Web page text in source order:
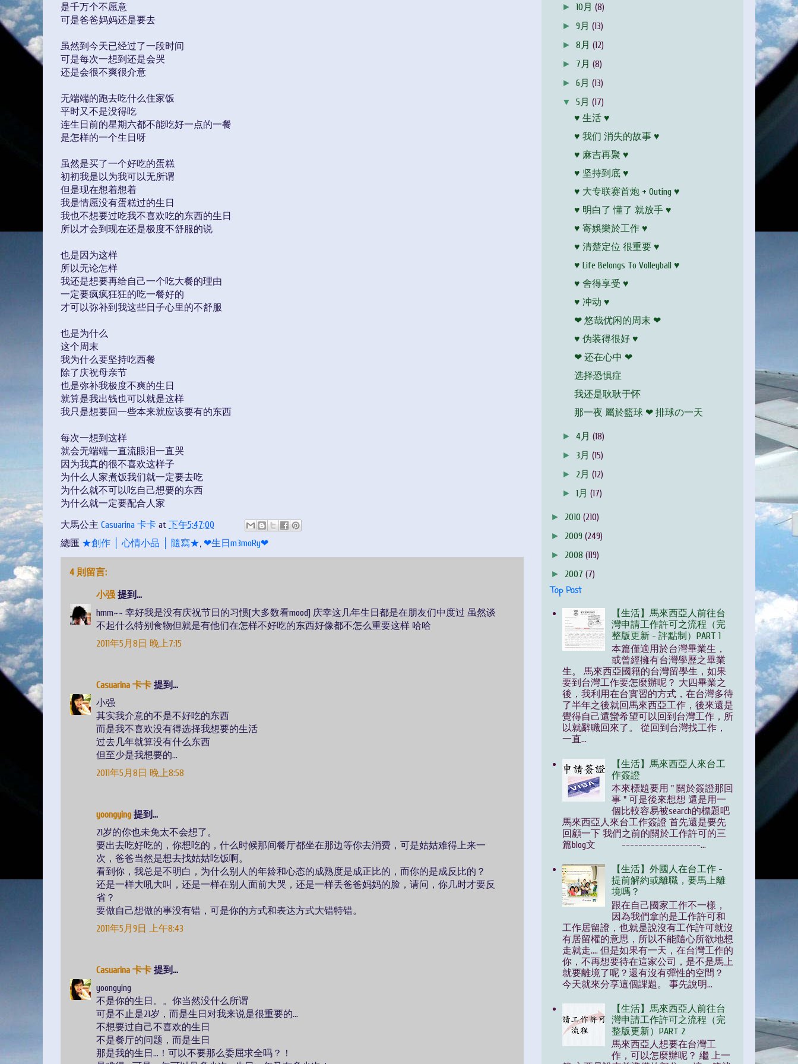
是千万个不愿意
可是爸爸妈妈还是要去
虽然到今天已经过了一段时间
可是每次一想到还是会哭
还是会很不爽很介意
无端端的跑去吃什么住家饭
平时又不是没得吃
连生日前的星期六都不能吃好一点的一餐
是怎样的一个生日呀
虽然是买了一个好吃的蛋糕
初初我是以为我可以无所谓
但是现在想着想着
我是情愿没有蛋糕过的生日
我也不想要过吃我不喜欢吃的东西的生日
所以才会到现在还是极度不舒服的说
也是因为这样
所以无论怎样
我还是想要再给自己一个吃大餐的理由
一定要疯疯狂狂的吃一餐好的
才可以弥补到我这些日子心里的不舒服
也是为什么
这个周末
我为什么要坚持吃西餐
除了庆祝母亲节
也是弥补我极度不爽的生日
就算是我出钱也可以就是这样
我只是想要回一些本来就应该要有的东西
每次一想到这样
就会无端端一直流眼泪一直哭
因为我真的很不喜欢这样子
为什么人家煮饭我们就一定要去吃
为什么就不可以吃自己想要的东西
为什么就一定要配合人家
大馬公主 Casuarina 卡卡 at 下午5:47:00
總匯 ★創作 │ 心情小品 │ 隨寫★, ❤生日m3moRy❤
4 則留言:
小强 提到...
hmm~~ 幸好我是没有庆祝节日的习惯[大多数看mood] 庆幸这几年生日都是在朋友们中度过 虽然谈
不起什么特别食物但就是有他们在怎样不好吃的东西好像都不怎么重要这样 哈哈
2011年5月8日 晚上7:15
Casuarina 卡卡 提到...
小强
其实我介意的不是不好吃的东西
而是我不喜欢没有得选择我想要的生活
过去几年就算没有什么东西
但至少是我想要的...
2011年5月8日 晚上8:58
yoongying 提到...
21岁的你也未免太不会想了。
要出去吃好吃的，你想吃的，什么时候那间餐厅都坐在那边等你去消费，可是姑姑难得上来一
次，爸爸当然是想去找姑姑吃饭啊。
看到你，我总是不明白，为什么别人的年龄和心态的成熟度是成正比的，而你的是成反比的？
还是一样大吼大叫，还是一样在别人面前大哭，还是一样丢爸爸妈妈的脸，请问，你几时才要反
省？
要做自己想做的事没有错，可是你的方式和表达方式大错特错。
2011年5月9日 上午8:43
Casuarina 卡卡 提到...
yoongying
不是你的生日。。你当然没什么所谓
可是不止是21岁，而是生日对我来说是很重要的...
不想要过自己不喜欢的生日
不是餐厅的问题，而是生日
那是我的生日...！可以不要那么委屈求全吗？！
►10月(8)
►9月(13)
►8月(12)
► 7月(8)
►6月(13)
▼5月(17)
♥ 生活 ♥
♥ 我们 消失的故事 ♥
♥ 麻吉再聚 ♥
♥ 坚持到底 ♥
♥ 大专联赛首炮 + Outing ♥
♥ 明白了 懂了 就放手 ♥
♥ 寄娛樂於工作 ♥
♥ 清楚定位 很重要 ♥
♥ Life Belongs To Volleyball ♥
♥ 舍得享受 ♥
♥ 冲动 ♥
❤ 悠哉优闲的周末 ❤
♥ 伪装得很好 ♥
❤ 还在心中 ❤
选择恐惧症
我还是耿耿于怀
那一夜 屬於籃球 ❤ 排球の一天
►4月(18)
► 3月(15)
► 2月(12)
►1月(17)
► 2010 (210)
► 2009 (249)
► 2008 (119)
► 2007 (7)
Top Post
【生活】馬來西亞人前往台
灣申請工作許可之流程（完
整版更新 - 評點制）PART 1
本篇僅適用於台灣畢業生，
或曾經擁有台灣學歷之畢業
生。 馬來西亞國籍的台灣留學生，如果
要到台灣工作要怎麼辦呢？ 大四畢業之
後，我利用在台實習的方式，在台灣多待
了半年之後就回馬來西亞工作，後來還是
覺得自己還蠻希望可以回到台灣工作，所
以就辭職回來了。 從回到台灣找工作，
一直...
【生活】馬來西亞人來台工
作簽證
本來標題要用 " 關於簽證那回
事 " 可是後來想想 還是用一
個比較容易被search的標題吧
馬來西亞人來台工作簽證 首先還是要先
回顧一下 我們之前的關於工作許可的三
篇blog文 -------------------...
【生活】外國人在台工作 -
提前解約或離職，要馬上離
境嗎？
跟在自己國家工作不一樣，
因為我們拿的是工作許可和
工作居留證，也就是說沒有工作許可就沒
有居留權的意思，所以不能隨心所欲地想
走就走.... 但是如果有一天，在台灣工作的
你，不再想要待在這家公司，是不是馬上
就要離境了呢？還有沒有彈性的空間？
今天就來分享這個課題。 事先說明...
【生活】馬來西亞人前往台
灣申請工作許可之流程（完
整版更新）PART 2
馬來西亞人想要在台灣工
作，可以怎麼辦呢？ 繼 上一